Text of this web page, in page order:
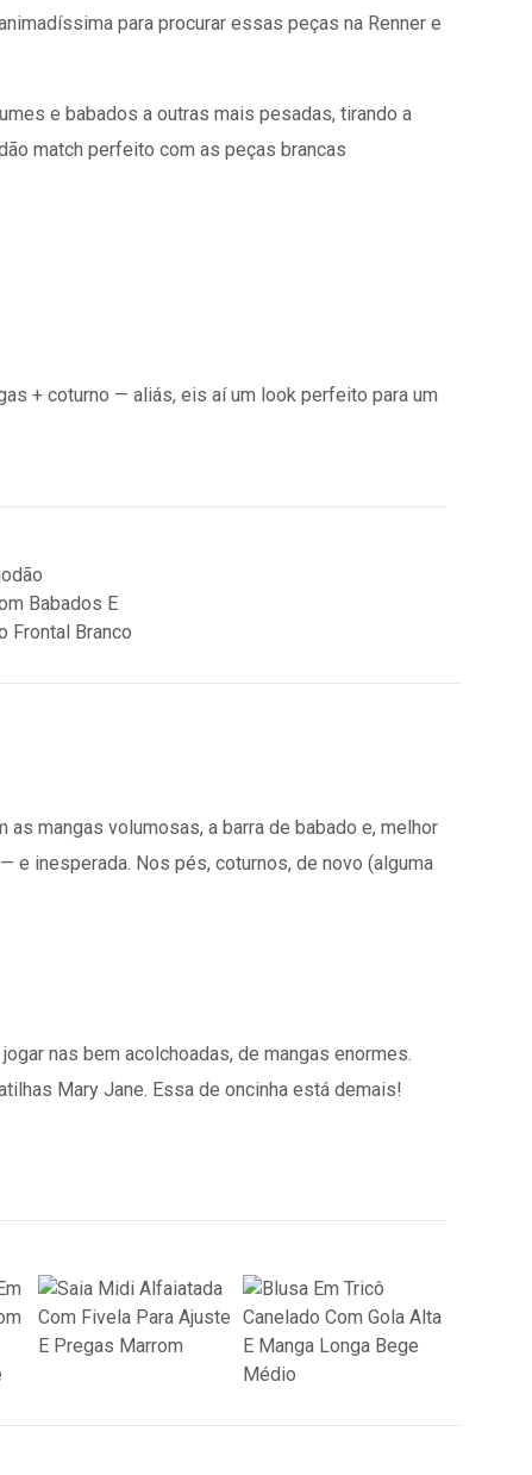
para procurar essas peças na Renner e
e babados a outras mais pesadas, tirando a
match perfeito com as peças brancas
+ coturno — aliás, eis aí um look perfeito para um
mangas volumosas, a barra de babado e, melhor
e inesperada. Nos pés, coturnos, de novo (alguma
nas bem acolchoadas, de mangas enormes.
Mary Jane. Essa de oncinha está demais!